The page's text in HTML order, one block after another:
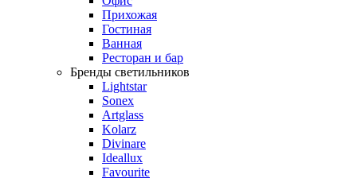
Прихожая
Гостиная
Ванная
Ресторан и бар
Бренды светильников
Lightstar
Sonex
Artglass
Kolarz
Divinare
Ideallux
Favourite